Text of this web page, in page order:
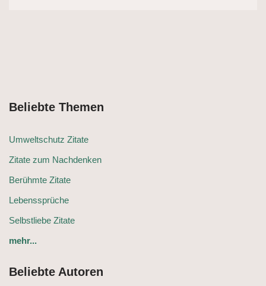
Beliebte Themen
Umweltschutz Zitate
Zitate zum Nachdenken
Berühmte Zitate
Lebenssprüche
Selbstliebe Zitate
mehr...
Beliebte Autoren